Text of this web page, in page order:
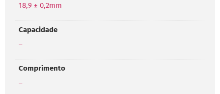
18,9 ± 0,2mm
Capacidade
–
Comprimento
–